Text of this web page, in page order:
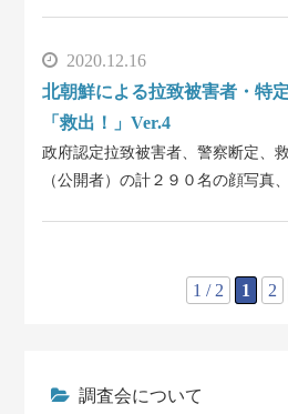
2020.12.16
北朝鮮による拉致被害者・特
「救出！」Ver.4
政府認定拉致被害者、警察断定、
（公開者）の計２９０名の顔写真
1 / 2 1 2
調査会について